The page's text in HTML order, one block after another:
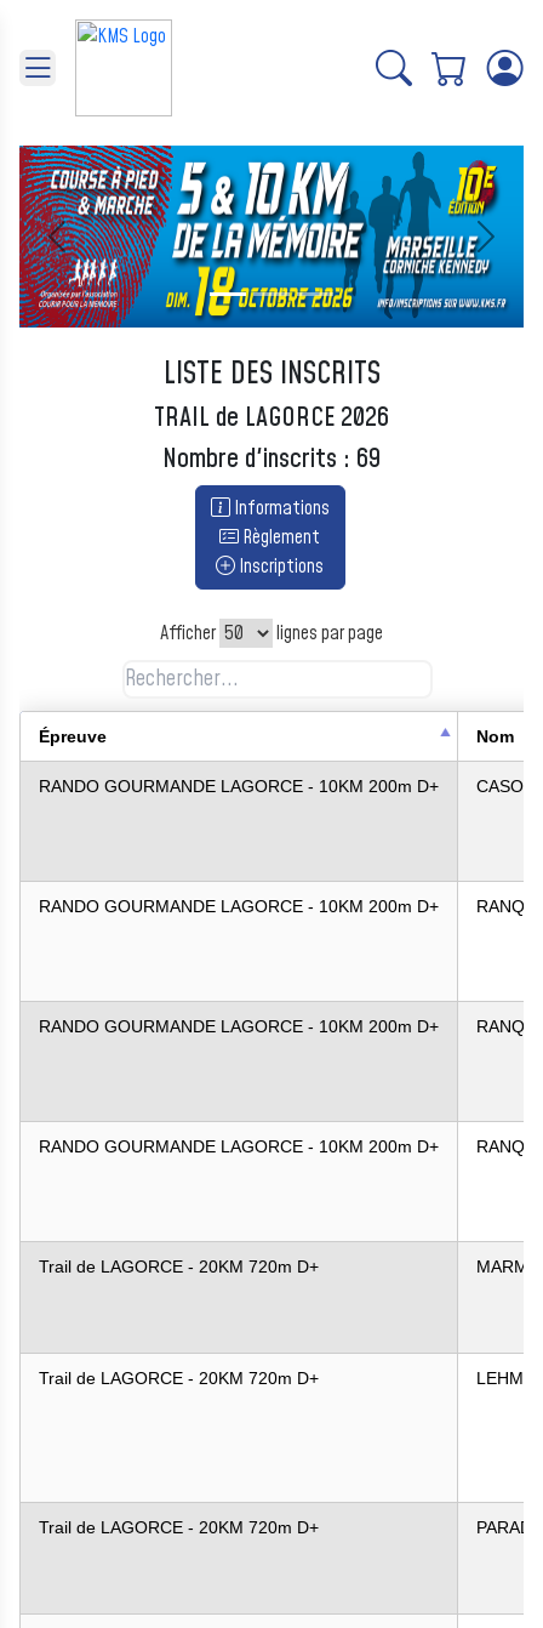
Précédent Suivant
LISTE DES INSCRITS
TRAIL de LAGORCE 2026
Nombre d'inscrits : 69
Informations
Règlement
Inscriptions
Afficher lignes par page
Épreuve Nom
RANDO GOURMANDE LAGORCE - 10KM 200m D+ CASO
RANDO GOURMANDE LAGORCE - 10KM 200m D+
RANDO GOURMANDE LAGORCE - 10KM 200m D+
RANDO GOURMANDE LAGORCE - 10KM 200m D+
Trail de LAGORCE - 20KM 720m D+
Trail de LAGORCE - 20KM 720m D+
Trail de LAGORCE - 20KM 720m D+
Panneau de gestion des cookies